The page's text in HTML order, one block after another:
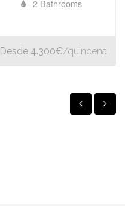
2 Bathrooms
Desde 4.300€/quincena